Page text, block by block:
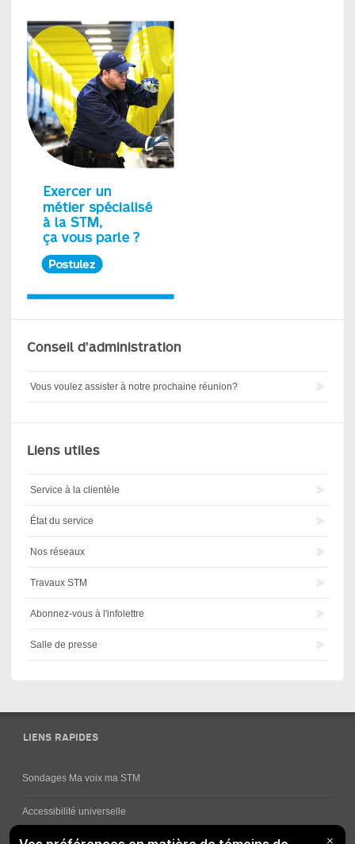
Conseil d’administration
Vous voulez assister à notre prochaine réunion?
Liens utiles
Service à la clientèle
État du service
Nos réseaux
Travaux STM
Abonnez-vous à l'infolettre
Salle de presse
LIENS RAPIDES
Sondages Ma voix ma STM
Accessibilité universelle